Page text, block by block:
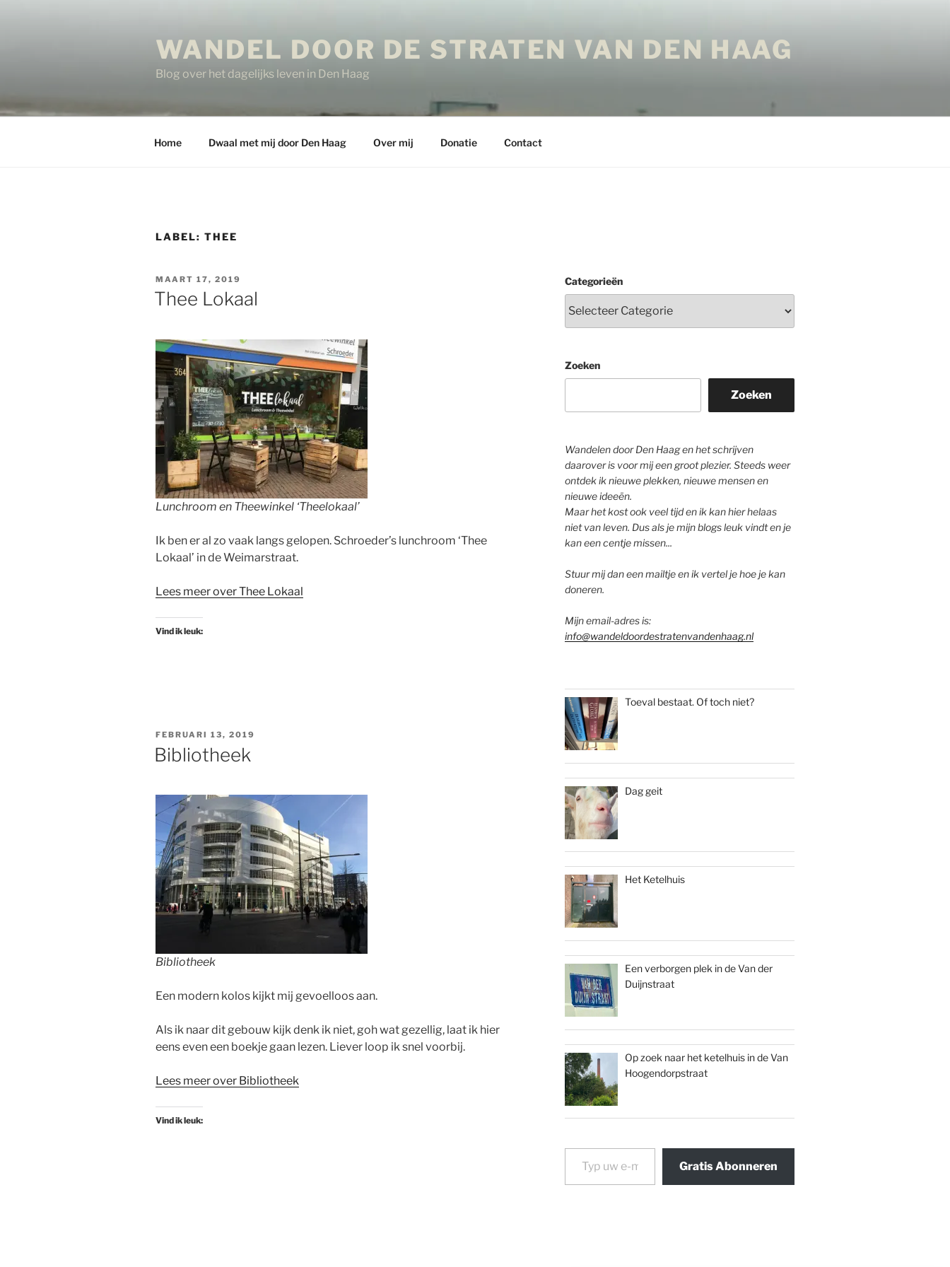
WANDEL DOOR DE STRATEN VAN DEN HAAG
Blog over het dagelijks leven in Den Haag
Home Dwaal met mij door Den Haag Over mij Donatie Contact
LABEL: THEE
GEPLAATST
OP
MAART 17, 2019
Thee Lokaal
Lunchroom en Theewinkel ‘Theelokaal’
Ik ben er al zo vaak langs gelopen. Schroeder’s lunchroom ‘Thee
Lokaal’ in de Weimarstraat.
Lees meer over Thee Lokaal
Vind ik leuk:
GEPLAATST
FEBRUARI 13, 2019
Bibliotheek
Bibliotheek
Een modern kolos kijkt mij gevoelloos aan.
Als ik naar dit gebouw kijk denk ik niet, goh wat gezellig, laat ik hier
eens even een boekje gaan lezen. Liever loop ik snel voorbij.
Lees meer over Bibliotheek
Vind ik leuk:
Categorieën
Zoeken
Zoeken
Wandelen door Den Haag en het schrijven
daarover is voor mij een groot plezier. Steeds weer
ontdek ik nieuwe plekken, nieuwe mensen en
nieuwe ideeën.
Maar het kost ook veel tijd en ik kan hier helaas
niet van leven. Dus als je mijn blogs leuk vindt en je
kan een centje missen...
Stuur mij dan een mailtje en ik vertel je hoe je kan
doneren.
Mijn email-adres is:
info@wandeldoordestratenvandenhaag.nl
Toeval bestaat. Of toch niet?
Dag geit
Het Ketelhuis
Een verborgen plek in de Van der
Duijnstraat
Op zoek naar het ketelhuis in de Van
Hoogendorpstraat
Typ uw e-mail...
Gratis Abonneren